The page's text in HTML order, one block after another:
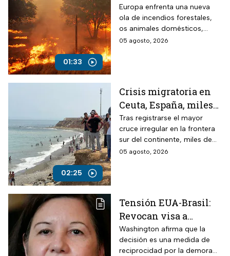
01:33
en Europa; los
animales son los más
vulnerables
Europa enfrenta una nueva
ola de incendios forestales,
os animales domésticos,
silvestres y de granja son las
05 agosto, 2026
02:25
Crisis migratoria en
Ceuta, España, miles
continúan varados en
playas
Tras registrarse el mayor
cruce irregular en la frontera
sur del continente, miles de
personas regresaron a
05 agosto, 2026
Tensión EUA-Brasil:
Revocan visa a
embajadora Maria
Luiza Ribeiro Viotti
Washington afirma que la
decisión es una medida de
reciprocidad por la demora